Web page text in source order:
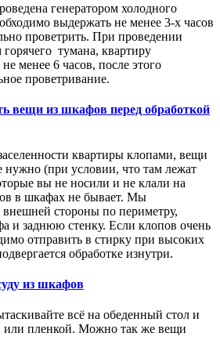
генератором холодного
выдержать не менее 3-х часов
проветрить. При проведении
горячего тумана, квартиру
менее 6 часов, после этого
проветривание.
вещи из шкафов перед обработкой
квартиры клопами, вещи
нужно (при условии, что там лежат
вы не носили и не клали на
в шкафах не бывает. Мы
стороны по периметру,
заднюю стенку. Если клопов очень
отправить в стирку при высоких
обработке изнутри.
из шкафов
всё на обеденный стол и
или пленкой. Можно так же вещи